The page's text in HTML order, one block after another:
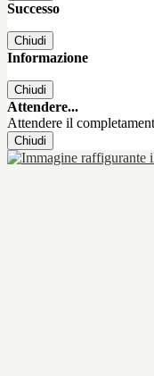
Successo
Chiudi
Informazione
Chiudi
Attendere...
Attendere il
Chiudi